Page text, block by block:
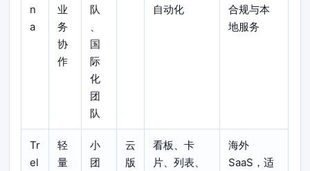
n
a
业
务
协
作
队
、
国
际
化
团
队
自动化
合规与本
地服务
Tr
el
轻
量
小
团
云
版
看板、卡
片、列表、
海外
SaaS，适